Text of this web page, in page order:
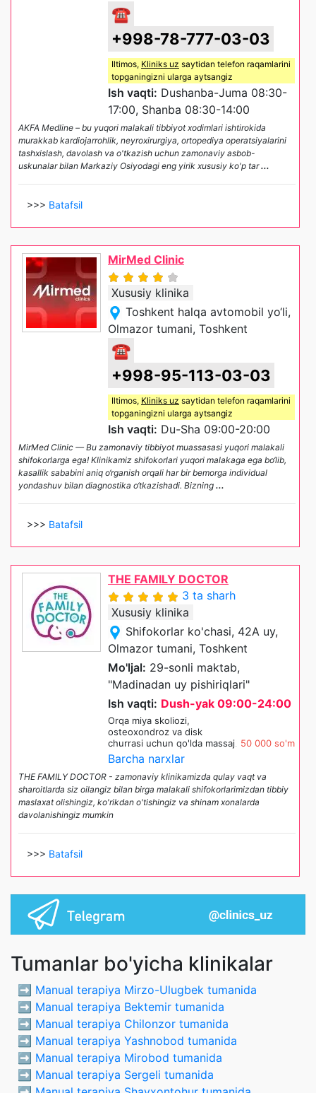
☎
+998-78-777-03-03
Iltimos, Kliniks uz saytidan telefon raqamlarini
topganingizni ularga aytsangiz
Ish vaqti: Dushanba-Juma 08:30-
17:00, Shanba 08:30-14:00
AKFA Medline – bu yuqori malakali tibbiyot xodimlari ishtirokida
murakkab kardiojarrohlik, neyroxirurgiya, ortopediya operatsiyalarini
tashxislash, davolash va o'tkazish uchun zamonaviy asbob-
uskunalar bilan Markaziy Osiyodagi eng yirik xususiy ko'p tar...
>>> Batafsil
MirMed Clinic
Xususiy klinika
Toshkent halqa avtomobil yo‘li,
Olmazor tumani, Toshkent
☎
+998-95-113-03-03
Iltimos, Kliniks uz saytidan telefon raqamlarini
topganingizni ularga aytsangiz
Ish vaqti: Du-Sha 09:00-20:00
MirMed Clinic — Bu zamonaviy tibbiyot muassasasi yuqori malakali
shifokorlarga ega! Klinikamiz shifokorlari yuqori malakaga ega bo‘lib,
kasallik sababini aniq o‘rganish orqali har bir bemorga individual
yondashuv bilan diagnostika o‘tkazishadi. Bizning ...
>>> Batafsil
THE FAMILY DOCTOR
3 ta sharh
Xususiy klinika
Shifokorlar ko'chasi, 42A uy,
Olmazor tumani, Toshkent
Mo'ljal: 29-sonli maktab,
"Madinadan uy pishiriqlari"
Ish vaqti: Dush-yak 09:00-24:00
Orqa miya skoliozi,
osteoxondroz va disk
churrasi uchun qo'lda massaj
50 000 so'm
Barcha narxlar
THE FAMILY DOCTOR - zamonaviy klinikamizda qulay vaqt va
sharoitlarda siz oilangiz bilan birga malakali shifokorlarimizdan tibbiy
maslaxat olishingiz, ko'rikdan o'tishingiz va shinam xonalarda
davolanishingiz mumkin
>>> Batafsil
Tumanlar bo'yicha klinikalar
➡️ Manual terapiya Mirzo-Ulugbek tumanida
➡️ Manual terapiya Bektemir tumanida
➡️ Manual terapiya Chilonzor tumanida
➡️ Manual terapiya Yashnobod tumanida
➡️ Manual terapiya Mirobod tumanida
➡️ Manual terapiya Sergeli tumanida